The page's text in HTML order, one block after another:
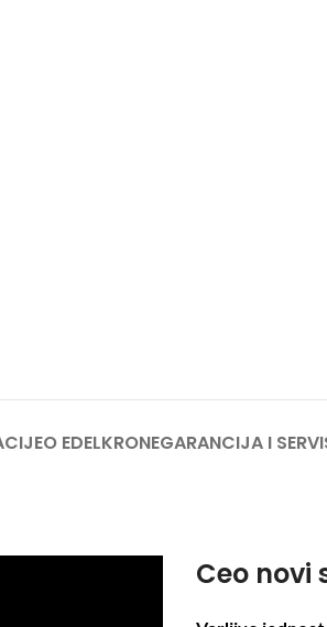
O EDELKRONEGARANCIJA I
Ceo novi